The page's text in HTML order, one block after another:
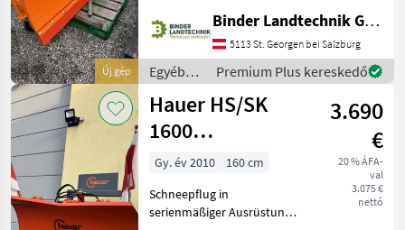
Új gép
Dreipunkt-Aufnahme Kat. 1
+ Kat 2 und Euro-Aufnahme
Arbeitsbreite: 177-202 cm
Seitenmaße:
Binder Landtechnik GmbH & CoKG
5113 St. Georgen bei Salzburg
Egyéb
traktor
tartozékok
/
Kolaszewski
Premium Plus kereskedő
Hauer HS/SK
1600
Schneepflug
3.690
€
20 % ÁFA-
val
3.075 €
nettó
Gy. év 2010
160 cm
Schneepflug in
serienmäßiger Ausrüstung